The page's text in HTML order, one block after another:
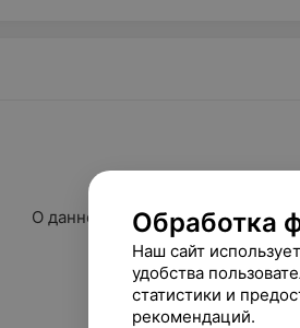
О данном специалисте пока
нет отзывов
Обработка
Наш сайт
удобства
статистики и
рекомендаций.